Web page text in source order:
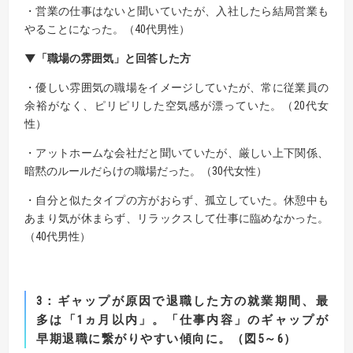
・営業の仕事はないと聞いていたが、入社したら結局営業も
やることになった。（40代男性）
▼「職場の雰囲気」と回答した方
・優しい雰囲気の職場をイメージしていたが、常に従業員の
余裕がなく、ピリピリした空気感が漂っていた。（20代女
性）
・アットホームな会社だと聞いていたが、厳しい上下関係、
暗黙のルールだらけの職場だった。（30代女性）
・自分と似たタイプの方がおらず、孤立していた。休憩中も
あまり気が休まらず、リラックスして仕事に臨めなかった。
（40代男性）
3 ： ギャップが原因で退職した方の就業期間、最
多は「1ヵ月以内」。
「仕事内容」のギャップが
早期退職に繋がりやすい傾向に。（図5～6）